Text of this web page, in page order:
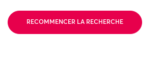
RECOMMENCER LA RECHERCHE